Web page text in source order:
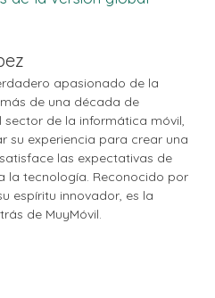
apasionado de la
de una década de
sector de la informática móvil,
su experiencia para crear una
las expectativas de
la tecnología. Reconocido por
espíritu innovador, es la
de MuyMóvil.